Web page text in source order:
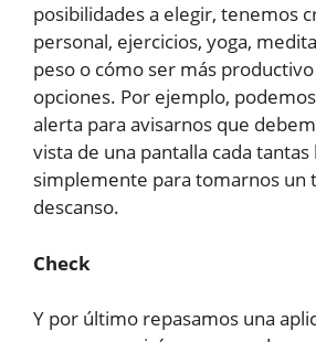
posibilidades a elegir, tenemos
personal, ejercicios, yoga,
peso o cómo ser más
opciones. Por ejemplo,
alerta para avisarnos que
vista de una pantalla cada tantas
simplemente para tomarnos un
descanso.
Check
Y por último repasamos una